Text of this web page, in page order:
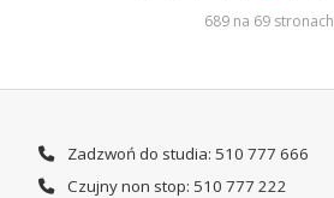
689 na 69 stronach
Zadzwoń do studia: 510 777 666
Czujny non stop: 510 777 222